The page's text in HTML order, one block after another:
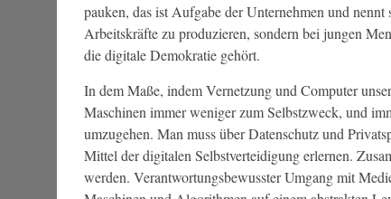
pauken, das ist Aufgabe der Unternehmen und
Arbeitskräfte zu produzieren, sondern bei jungen
die digitale Demokratie gehört.
In dem Maße, indem Vernetzung und Computer
Maschinen immer weniger zum Selbstzweck, und
umzugehen. Man muss über Datenschutz und
Mittel der digitalen Selbstverteidigung erlernen.
werden. Verantwortungsbewusster Umgang mit